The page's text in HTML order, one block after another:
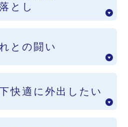
とし
との闘い
快適に 外出したい